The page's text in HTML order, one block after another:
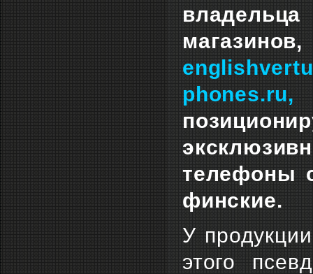
телефоны
финские.
У
этого